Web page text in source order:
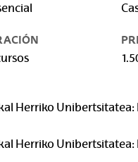
Herriko Unibertsitatea:
Herriko Unibertsitatea: